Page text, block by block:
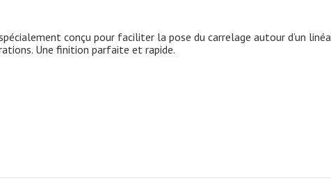
conçu pour faciliter la pose du carrelage autour d’un
Une finition parfaite et rapide.